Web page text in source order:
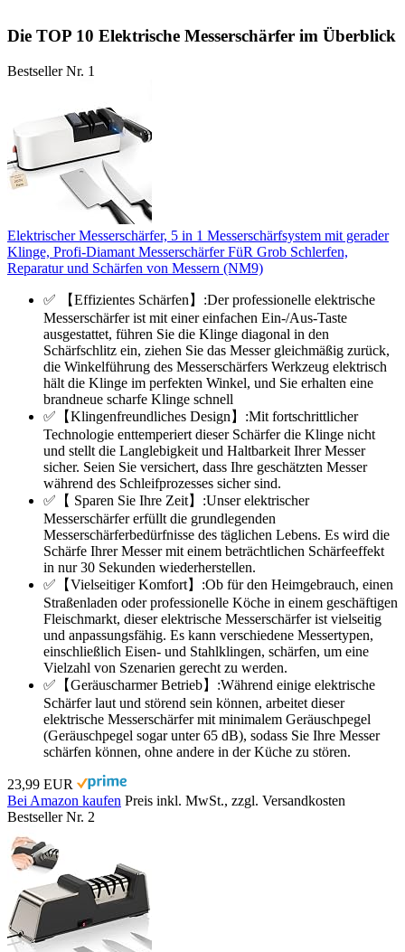
Die TOP 10 Elektrische Messerschärfer im Überblick
Bestseller Nr. 1
Elektrischer Messerschärfer, 5 in 1 Messerschärfsystem mit gerader
Klinge, Profi-Diamant Messerschärfer FüR Grob Schlerfen,
Reparatur und Schärfen von Messern (NM9)
✅ 【Effizientes Schärfen】:Der professionelle elektrische
Messerschärfer ist mit einer einfachen Ein-/Aus-Taste
ausgestattet, führen Sie die Klinge diagonal in den
Schärfschlitz ein, ziehen Sie das Messer gleichmäßig zurück,
die Winkelführung des Messerschärfers Werkzeug elektrisch
hält die Klinge im perfekten Winkel, und Sie erhalten eine
brandneue scharfe Klinge schnell
✅【Klingenfreundliches Design】:Mit fortschrittlicher
Technologie enttemperiert dieser Schärfer die Klinge nicht
und stellt die Langlebigkeit und Haltbarkeit Ihrer Messer
sicher. Seien Sie versichert, dass Ihre geschätzten Messer
während des Schleifprozesses sicher sind.
✅【 Sparen Sie Ihre Zeit】:Unser elektrischer
Messerschärfer erfüllt die grundlegenden
Messerschärferbedürfnisse des täglichen Lebens. Es wird die
Schärfe Ihrer Messer mit einem beträchtlichen Schärfeeffekt
in nur 30 Sekunden wiederherstellen.
✅【Vielseitiger Komfort】:Ob für den Heimgebrauch, einen
Straßenladen oder professionelle Köche in einem geschäftigen
Fleischmarkt, dieser elektrische Messerschärfer ist vielseitig
und anpassungsfähig. Es kann verschiedene Messertypen,
einschließlich Eisen- und Stahlklingen, schärfen, um eine
Vielzahl von Szenarien gerecht zu werden.
✅【Geräuscharmer Betrieb】:Während einige elektrische
Schärfer laut und störend sein können, arbeitet dieser
elektrische Messerschärfer mit minimalem Geräuschpegel
(Geräuschpegel sogar unter 65 dB), sodass Sie Ihre Messer
schärfen können, ohne andere in der Küche zu stören.
23,99 EUR
Bei Amazon kaufen Preis inkl. MwSt., zzgl. Versandkosten
Bestseller Nr. 2